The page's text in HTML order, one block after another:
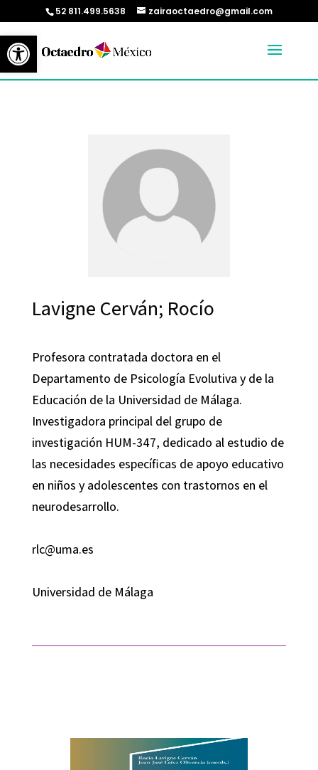
Abrir barra de herramientas
52 811.499.5638 zairaoctaedro@gmail.com
Lavigne Cerván; Rocío
Profesora contratada doctora en el
Departamento de Psicología Evolutiva y de la
Educación de la Universidad de Málaga.
Investigadora principal del grupo de
investigación HUM-347, dedicado al estudio de
las necesidades específicas de apoyo educativo
en niños y adolescentes con trastornos en el
neurodesarrollo.
rlc@uma.es
Universidad de Málaga